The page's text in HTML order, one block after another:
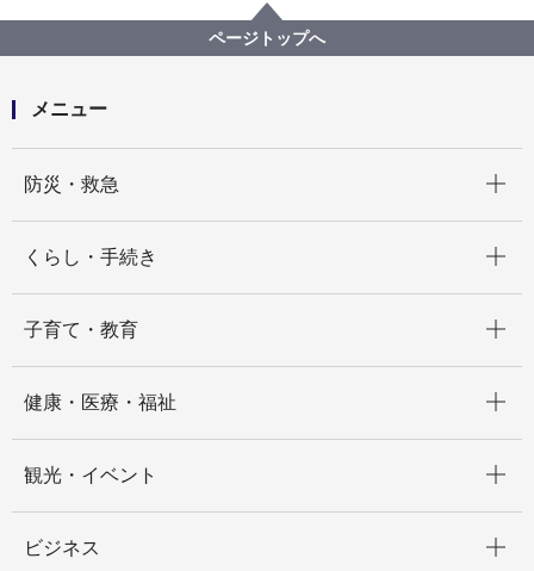
新型コロナウイルス感染症による新たな市内の患者確
認について
ページトップへ
メニュー
防災・救急
くらし・手続き
子育て・教育
健康・医療・福祉
観光・イベント
ビジネス